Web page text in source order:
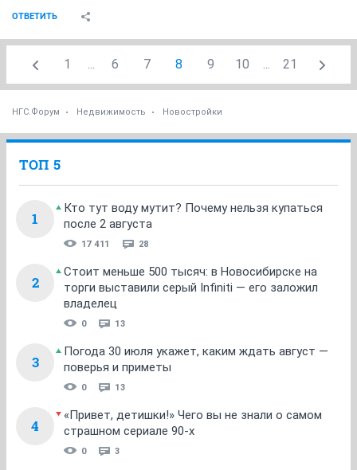
ОТВЕТИТЬ
1 ... 6 7 8 9 10 ... 21
НГС.Форум Недвижимость Новостройки
ТОП 5
1
Кто тут воду мутит? Почему нельзя купаться
после 2 августа
17 411 28
2
Стоит меньше 500 тысяч: в Новосибирске на
торги выставили серый Infiniti — его заложил
владелец
0 13
3
Погода 30 июля укажет, каким ждать август —
поверья и приметы
0 13
4
«Привет, детишки!» Чего вы не знали о самом
страшном сериале 90-х
0 3